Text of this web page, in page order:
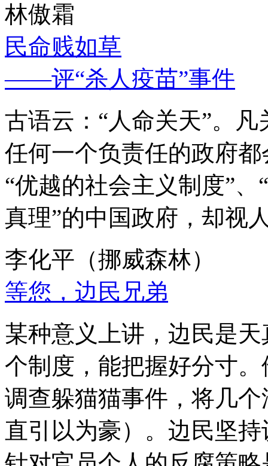
林傲霜
民命贱如草
——评“杀人疫苗”事件
古语云：“人命关天”。
任何一个负责任的政府
“优越的社会主义制度”
真理”的中国政府，却视
李化平（挪威森林）
等您，边民兄弟
某种意义上讲，边民是
个制度，能把握好分寸
调查躲猫猫事件，将几
直引以为豪）。边民坚